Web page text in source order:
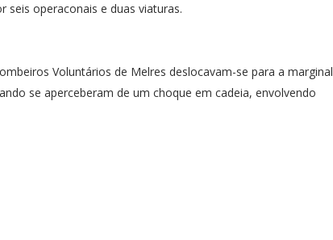
operaconais e duas viaturas.
Voluntários de Melres deslocavam-se para a marginal
se aperceberam de um choque em cadeia, envolvendo